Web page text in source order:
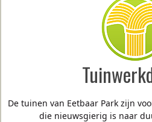
De tuinen van Eetbaar Park zijn
die nieuwsgierig is naar